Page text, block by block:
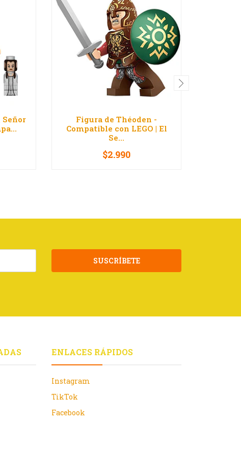
Señor
Figura de Théoden -
Compatible con LEGO | El
Se...
+
$2.990
SUSCRÍBETE
ENLACES RÁPIDOS
Instagram
TikTok
Facebook